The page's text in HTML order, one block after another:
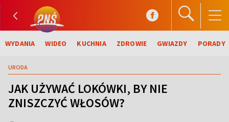
WYDANIA WIDEO KUCHNIA ZDROWIE GWIAZDY PORADY
URODA
JAK UŻYWAĆ LOKÓWKI, BY NIE
ZNISZCZYĆ WŁOSÓW?